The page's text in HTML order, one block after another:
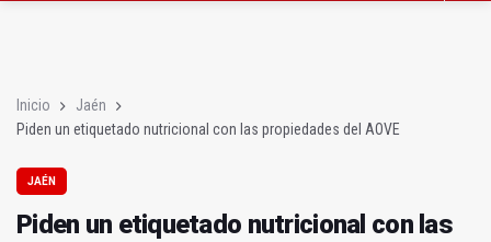
Inicio
Jaén
Piden un etiquetado nutricional con las propiedades del AOVE
JAÉN
Piden un etiquetado nutricional con las